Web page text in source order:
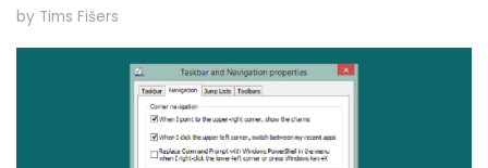
by Tims Fišers